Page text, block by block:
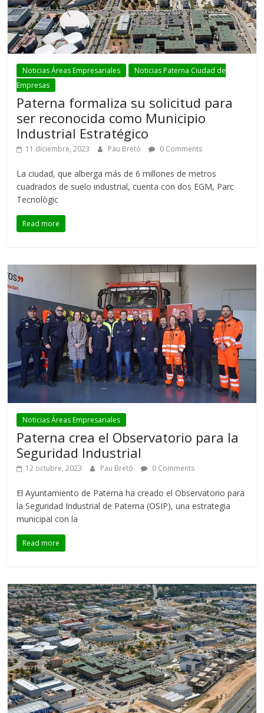
Noticias Áreas Empresariales
Noticias Paterna Ciudad de
Empresas
Paterna formaliza su solicitud para
ser reconocida como Municipio
Industrial Estratégico
11 diciembre, 2023 Pau Bretó 0 Comments
La ciudad, que alberga más de 6 millones de metros
cuadrados de suelo industrial, cuenta con dos EGM, Parc
Tecnològic
Read more
Noticias Áreas Empresariales
Paterna crea el Observatorio para la
Seguridad Industrial
12 octubre, 2023 Pau Bretó 0 Comments
El Ayuntamiento de Paterna ha creado el Observatorio para
la Seguridad Industrial de Paterna (OSIP), una estrategia
municipal con la
Read more